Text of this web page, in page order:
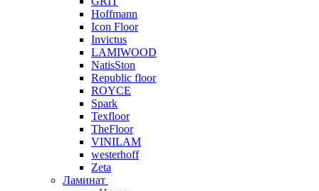
Hoffmann
Icon Floor
Invictus
LAMIWOOD
NatisSton
Republic floor
ROYCE
Spark
Texfloor
TheFloor
VINILAM
westerhoff
Zeta
Ламинат